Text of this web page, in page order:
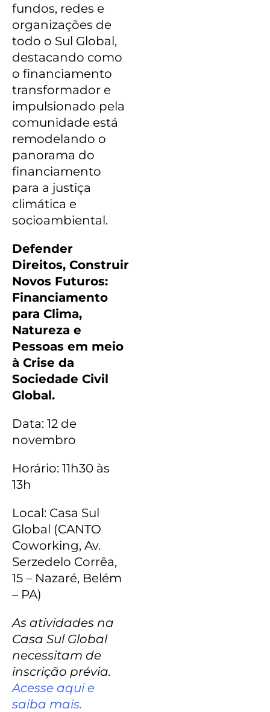
fundos, redes e
organizações de
todo o Sul Global,
destacando como
o financiamento
transformador e
impulsionado pela
comunidade está
remodelando o
panorama do
financiamento
para a justiça
climática e
socioambiental.
Defender
Direitos, Construir
Novos Futuros:
Financiamento
para Clima,
Natureza e
Pessoas em meio
à Crise da
Sociedade Civil
Global.
Data: 12 de
novembro
Horário: 11h30 às
13h
Local: Casa Sul
Global (CANTO
Coworking, Av.
Serzedelo Corrêa,
15 – Nazaré, Belém
– PA)
As atividades na
Casa Sul Global
necessitam de
inscrição prévia.
Acesse aqui e
saiba mais.